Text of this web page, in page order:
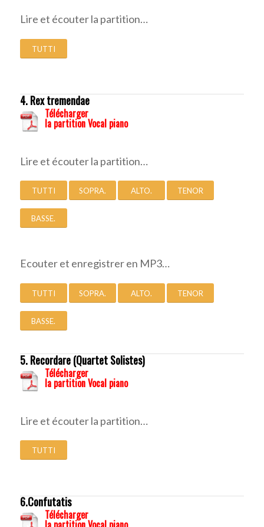
Lire et écouter la partition…
TUTTI
4. Rex tremendae
Télécharger
la partition Vocal piano
Lire et écouter la partition…
TUTTI SOPRA. ALTO. TENOR
BASSE.
Ecouter et enregistrer en MP3…
TUTTI SOPRA. ALTO. TENOR
BASSE.
5. Recordare (Quartet Solistes)
Télécharger
la partition Vocal piano
Lire et écouter la partition…
TUTTI
6.Confutatis
Télécharger